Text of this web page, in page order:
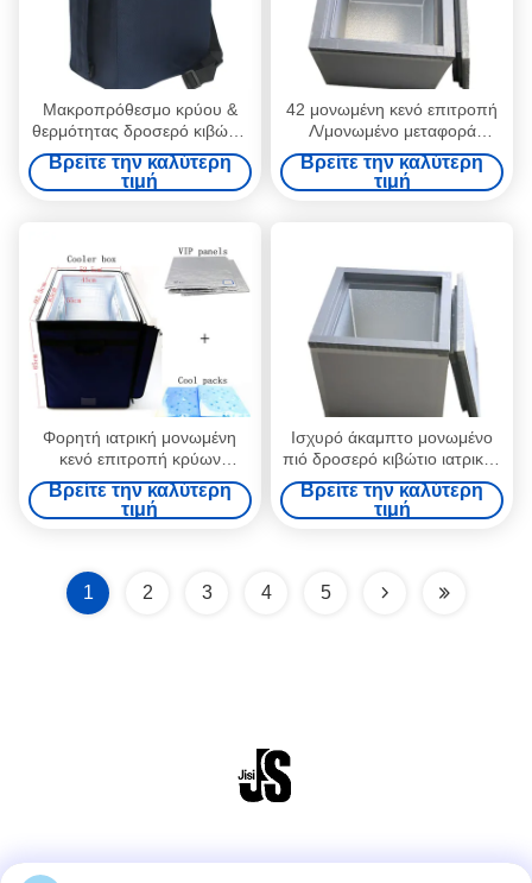
Μακροπρόθεσμο κρύου &
θερμότητας δροσερό κιβώτιο
πάγου συντήρησης
μονωμένο κενό για την
ινσουλίνη
Βρείτε την καλύτερη
τιμή
42 μονωμένη κενό επιτροπή
Λ/μονωμένο μεταφορά
κιβώτιο για να κρατήσει -20
βαθμούς 40 ώρες
Βρείτε την καλύτερη
τιμή
Φορητή ιατρική μονωμένη
κενό επιτροπή κρύων
αλυσίδων για τη μεταφορά
των εμβολίων και των
τροφίμων
Βρείτε την καλύτερη
τιμή
Ισχυρό άκαμπτο μονωμένο
πιό δροσερό κιβώτιο ιατρικής
& χρήσης τροφίμων με τις
κενές επιτροπές μόνωσης
μέσα
Βρείτε την καλύτερη
τιμή
1 2 3 4 5